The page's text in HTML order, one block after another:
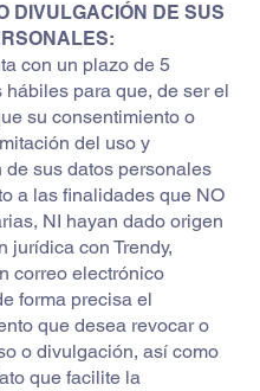
DIVULGACIÓN DE SUS
con un plazo de 5
hábiles para que, de ser el
su consentimiento o
del uso y
sus datos personales
a las finalidades que NO
NI hayan dado origen
jurídica con Trendy,
correo electrónico
forma precisa el
que desea revocar o
o divulgación, así como
que facilite la